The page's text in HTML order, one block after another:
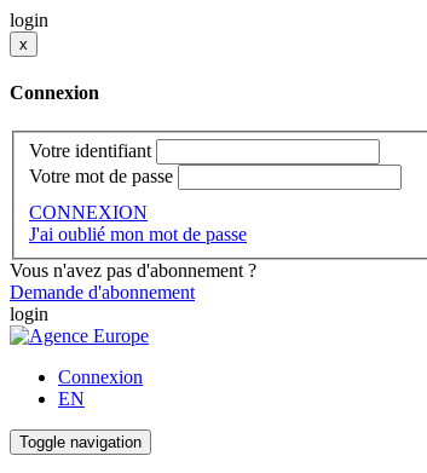
login
x
Connexion
Votre identifiant
Votre mot de passe
CONNEXION
J'ai oublié mon mot de passe
Vous n'avez pas d'abonnement ?
Demande d'abonnement
login
Connexion
EN
Toggle navigation